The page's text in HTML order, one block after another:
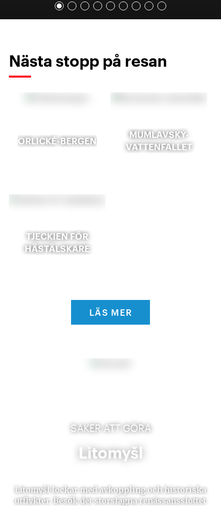
Nästa stopp på resan
ORLICKÉ-BERGEN
MUMLAVSKÝ-
VATTENFALLET
TJECKIEN FÖR
HÄSTÄLSKARE
LÄS MER
SAKER ATT GÖRA
Litomyšl
Litomyšl lockar med avkoppling och historiska
utflykter. Besök det storslagna renässansslottet